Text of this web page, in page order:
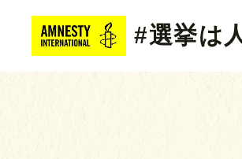
#選挙は